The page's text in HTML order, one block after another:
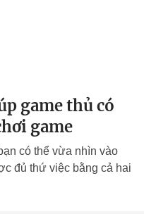
game thủ có
game
có thể vừa nhìn vào
đủ thứ việc bằng cả hai